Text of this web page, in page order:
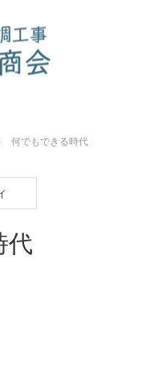
何でもできる時代
代